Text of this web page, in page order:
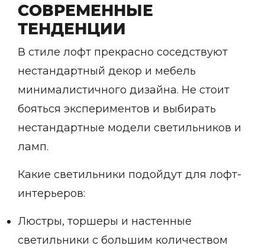
СОВРЕМЕННЫЕ
ТЕНДЕНЦИИ
В стиле лофт прекрасно соседствуют
нестандартный декор и мебель
минималистичного дизайна. Не стоит
бояться экспериментов и выбирать
нестандартные модели светильников и
ламп.
Какие светильники подойдут для лофт-
интерьеров:
Люстры, торшеры и настенные
светильники с большим количеством